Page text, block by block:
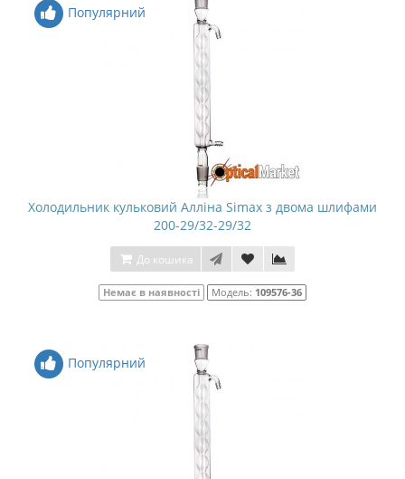
Популярний
Холодильник кульковий Алліна Simax з двома шлифами
200-29/32-29/32
До кошика
Немає в наявності Модель: 109576-36
Популярний